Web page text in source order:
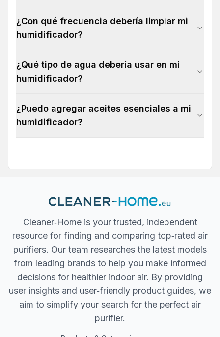
¿Con qué frecuencia debería limpiar mi
humidificador?
¿Qué tipo de agua debería usar en mi
humidificador?
¿Puedo agregar aceites esenciales a mi
humidificador?
Cleaner‐Home is your trusted, independent
resource for finding and comparing top‐rated air
purifiers. Our team researches the latest models
from leading brands to help you make informed
decisions for healthier indoor air. By providing
user insights and user‐friendly product guides, we
aim to simplify your search for the perfect air
purifier.